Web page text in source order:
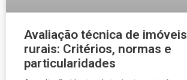
Avaliação técnica de imóveis
rurais: Critérios, normas e
particularidades